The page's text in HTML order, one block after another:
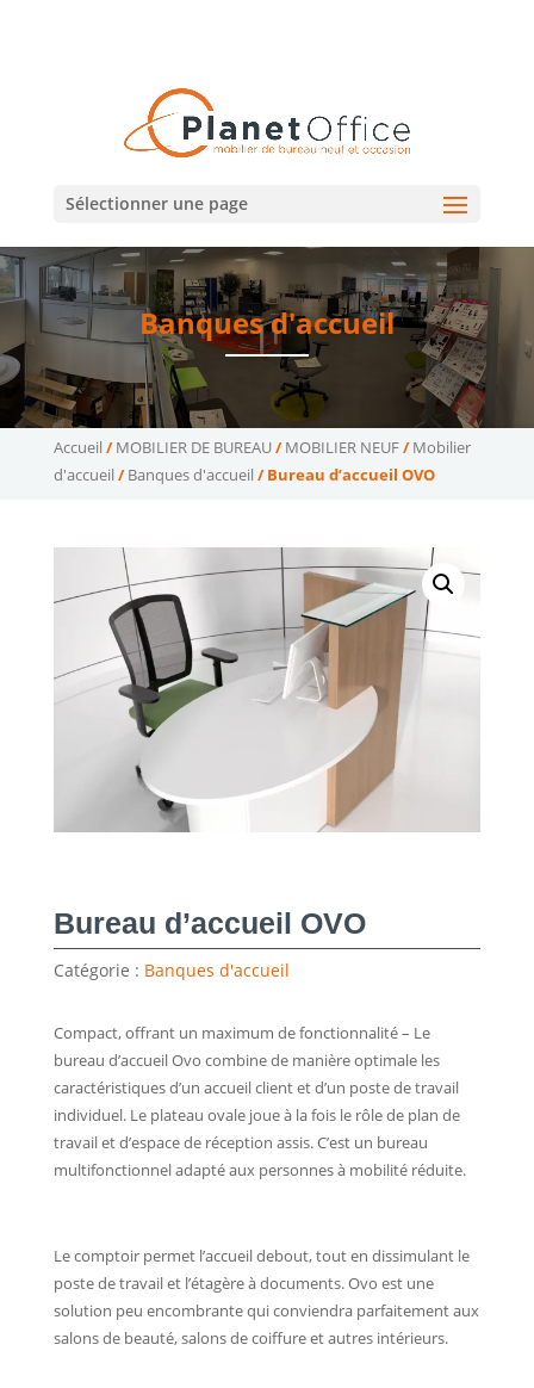
Sélectionner une page
Banques d'accueil
Accueil /MOBILIER DE BUREAU/MOBILIER NEUF/Mobilier
d'accueil /Banques d'accueil / Bureau d’accueil OVO
Bureau d’accueil OVO
Catégorie : Banques d'accueil
Compact, offrant un maximum de fonctionnalité – Le
bureau d’accueil Ovo combine de manière optimale les
caractéristiques d’un accueil client et d’un poste de travail
individuel. Le plateau ovale joue à la fois le rôle de plan de
travail et d’espace de réception assis. C’est un bureau
multifonctionnel adapté aux personnes à mobilité réduite.
Le comptoir permet l’accueil debout, tout en dissimulant le
poste de travail et l’étagère à documents. Ovo est une
solution peu encombrante qui conviendra parfaitement aux
salons de beauté, salons de coiffure et autres intérieurs.